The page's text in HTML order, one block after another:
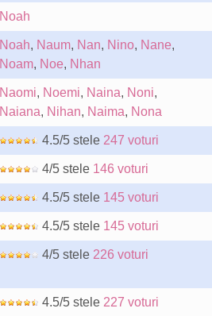
Noah
Noah, Naum, Nan, Nino, Nane,
Noam, Noe, Nhan
Naomi, Noemi, Naina, Noni,
Naiana, Nihan, Naima, Nona
4.5/5 stele 247 voturi
4/5 stele 146 voturi
4.5/5 stele 145 voturi
4.5/5 stele 145 voturi
4/5 stele 226 voturi
4.5/5 stele 227 voturi